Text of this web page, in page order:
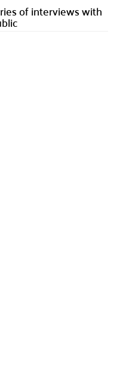
of interviews with